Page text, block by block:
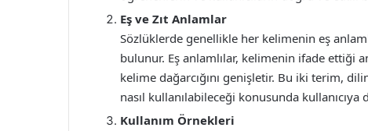
Eş ve Zıt Anlamlar
Sözlüklerde genellikle her kelimenin eş
bulunur. Eş anlamlılar, kelimenin ifade ettiği
kelime dağarcığını genişletir. Bu iki terim,
nasıl kullanılabileceği konusunda kullanıcıya
Kullanım Örnekleri